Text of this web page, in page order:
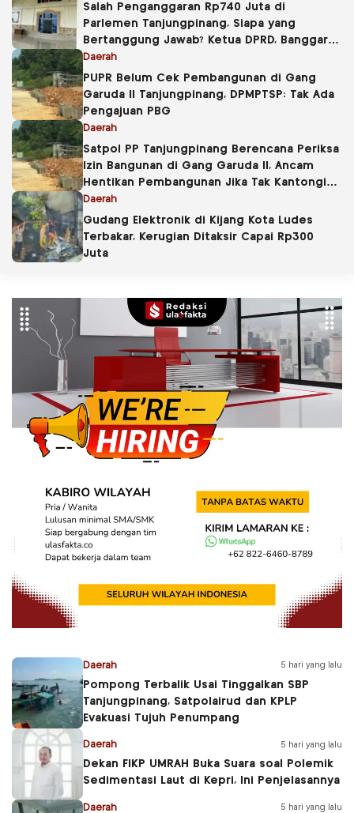
Salah Penganggaran Rp740 Juta di
Parlemen Tanjungpinang, Siapa yang
Bertanggung Jawab? Ketua DPRD, Banggar
atau Sekretaris DPRD?
Daerah
PUPR Belum Cek Pembangunan di Gang
Garuda II Tanjungpinang, DPMPTSP: Tak Ada
Pengajuan PBG
Daerah
Satpol PP Tanjungpinang Berencana Periksa
Izin Bangunan di Gang Garuda II, Ancam
Hentikan Pembangunan Jika Tak Kantongi
PBG
Daerah
Gudang Elektronik di Kijang Kota Ludes
Terbakar, Kerugian Ditaksir Capai Rp300
Juta
Daerah 5 hari yang lalu
Pompong Terbalik Usai Tinggalkan SBP
Tanjungpinang, Satpolairud dan KPLP
Evakuasi Tujuh Penumpang
Daerah 5 hari yang lalu
Dekan FIKP UMRAH Buka Suara soal Polemik
Sedimentasi Laut di Kepri, Ini Penjelasannya
Daerah 5 hari yang lalu